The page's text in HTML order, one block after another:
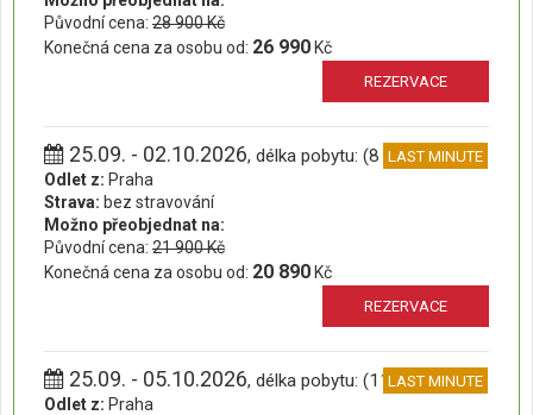
Původní cena: 28 900 Kč
Konečná cena za osobu od: 26 990 Kč
REZERVACE
25.09. - 02.10.2026, délka pobytu: (8 dní)LAST MINUTE
Odlet z: Praha
Strava: bez stravování
Možno přeobjednat na:
Původní cena: 21 900 Kč
Konečná cena za osobu od: 20 890 Kč
REZERVACE
25.09. - 05.10.2026, délka pobytu: (11 dní)LAST MINUTE
Odlet z: Praha